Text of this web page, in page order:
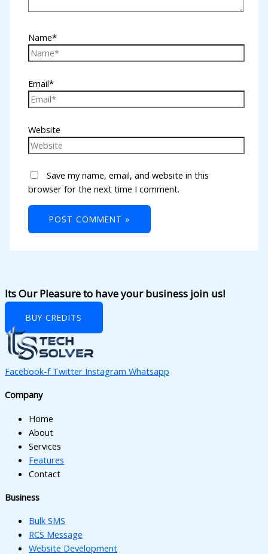
Name*
Email*
Website
Save my name, email, and website in this
browser for the next time I comment.
Its Our Pleasure to have your business join us!
BUY CREDITS
Facebook-f Twitter Instagram Whatsapp
Company
Home
About
Services
Features
Contact
Business
Bulk SMS
RCS Message
Website Development